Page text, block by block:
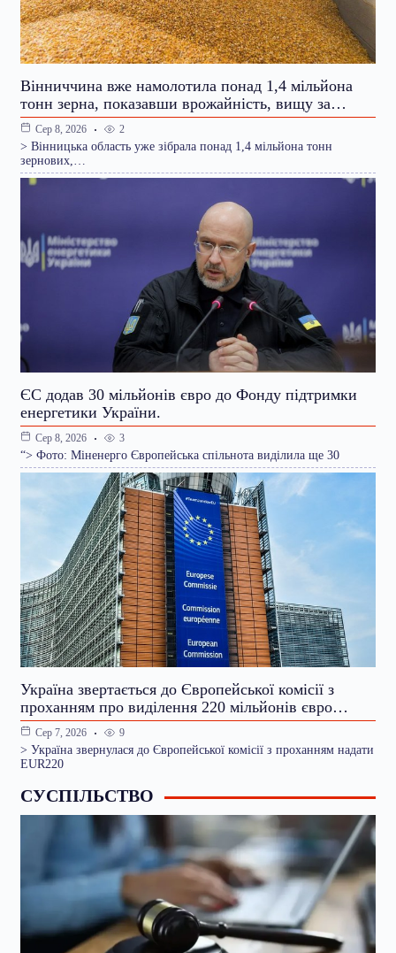
Вінниччина вже намолотила понад 1,4 мільйона
тонн зерна, показавши врожайність, вищу за…
Сер 8, 2026 2
> Вінницька область уже зібрала понад 1,4 мільйона тонн
зернових,…
ЄС додав 30 мільйонів євро до Фонду підтримки
енергетики України.
Сер 8, 2026 3
“> Фото: Міненерго Європейська спільнота виділила ще 30
Україна звертається до Європейської комісії з
проханням про виділення 220 мільйонів євро…
Сер 7, 2026 9
> Україна звернулася до Європейської комісії з проханням надати
EUR220
СУСПІЛЬСТВО